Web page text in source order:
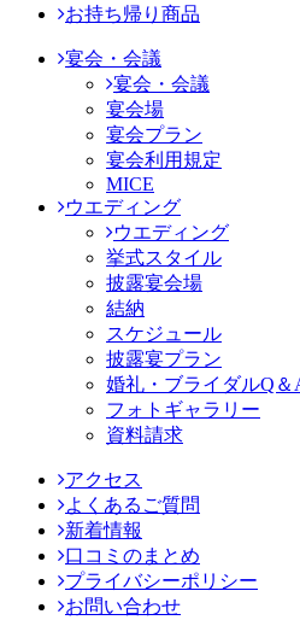
お持ち帰り商品
宴会・会議
宴会・会議
宴会場
宴会プラン
宴会利用規定
MICE
ウエディング
ウエディング
挙式スタイル
披露宴会場
結納
スケジュール
披露宴プラン
婚礼・ブライダルQ＆
フォトギャラリー
資料請求
アクセス
よくあるご質問
新着情報
口コミのまとめ
プライバシーポリシー
お問い合わせ